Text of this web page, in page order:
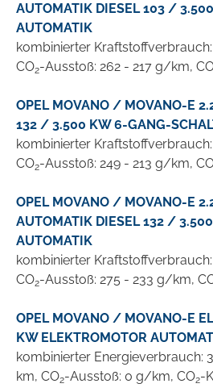
AUTOMATIK DIESEL 103 /
AUTOMATIK
kombinierter
CO2-Ausstoß: 262 - 217 g/km,
OPEL MOVANO / MOVANO-E
132 / 3.500 KW 6-GANG-
kombinierter
CO2-Ausstoß: 249 - 213 g/km,
OPEL MOVANO / MOVANO-E
AUTOMATIK DIESEL 132 /
AUTOMATIK
kombinierter
CO2-Ausstoß: 275 - 233 g/km,
OPEL MOVANO / MOVANO-E
KW ELEKTROMOTOR
kombinierter Energieverbrauch:
km, CO2-Ausstoß: 0 g/km, CO2-